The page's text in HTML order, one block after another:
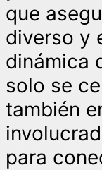
que
diverso y
dinámica
solo se
también
para